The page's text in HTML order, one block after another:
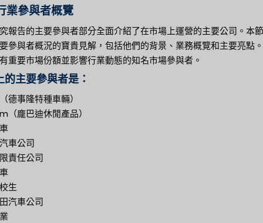
業參與者概覽
報告的主要參與者部分全面介紹了在市場上運營的主要公司。本
參與者概況的寶貴見解，包括他們的背景、業務概覽和主要亮點
重要市場份額並影響行業動態的知名市場參與者。
的主要參與者是：
德事隆特種車輛）
（龐巴迪休閒產品）
車公司
責任公司
生
汽車公司